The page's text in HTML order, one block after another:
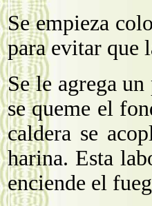
Se empieza
para evitar que
Se le agrega
se queme el
caldera se
harina. Esta
enciende el